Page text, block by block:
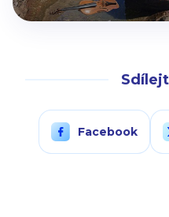
Facebook